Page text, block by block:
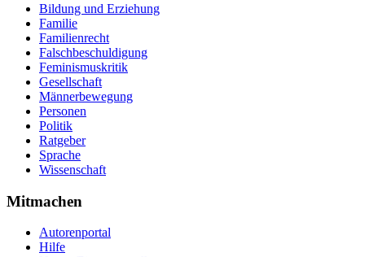
Bildung und Erziehung
Familie
Familienrecht
Falschbeschuldigung
Feminismuskritik
Gesellschaft
Männerbewegung
Personen
Politik
Ratgeber
Sprache
Wissenschaft
Mitmachen
Autorenportal
Hilfe